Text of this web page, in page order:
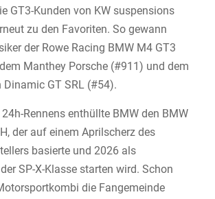
GT3-Kunden von KW suspensions
zu den Favoriten. So gewann
der Rowe Racing BMW M4 GT3
Manthey Porsche (#911) und dem
Dinamic GT SRL (#54).
24h-Rennens enthüllte BMW den BMW
der auf einem Aprilscherz des
basierte und 2026 als
SP-X-Klasse starten wird. Schon
die Fangemeinde